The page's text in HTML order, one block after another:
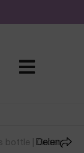
bottle | Groen
Delen